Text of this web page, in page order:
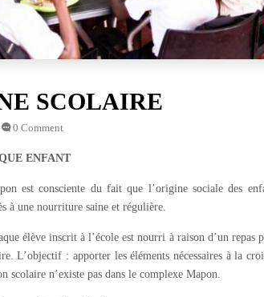
SCOLAIRE
0 Comment
ENFANT
est consciente du fait que l’origine sociale des
à une nourriture saine et régulière.
élève inscrit à l’école est nourri à raison d’un
L’objectif : apporter les éléments nécessaires à la
scolaire n’existe pas dans le complexe Mapon.